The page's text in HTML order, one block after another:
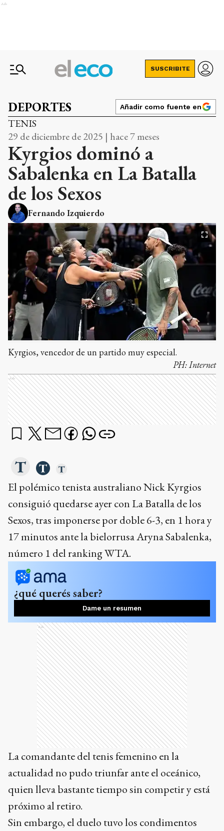
Ads
SUSCRIBITE
DEPORTES Añadir como fuente en
TENIS
29 de diciembre de 2025 | hace 7 meses
Kyrgios dominó a
Sabalenka en La Batalla
de los Sexos
Fernando Izquierdo
Kyrgios, vencedor de un partido muy especial.
PH:Internet
Ads
El polémico tenista australiano Nick Kyrgios
consiguió quedarse ayer con La Batalla de los
Sexos, tras imponerse por doble 6-3, en 1 hora y
17 minutos ante la bielorrusa Aryna Sabalenka,
número 1 del ranking WTA.
¿qué querés saber?
Dame un resumen
Ads
La comandante del tenis femenino en la
actualidad no pudo triunfar ante el oceánico,
quien lleva bastante tiempo sin competir y está
próximo al retiro.
Sin embargo, el duelo tuvo los condimentos